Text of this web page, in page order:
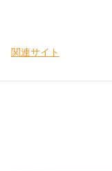
関連サイト